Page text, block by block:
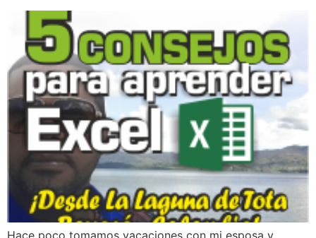
Hace poco tomamos vacaciones con mi esposa y